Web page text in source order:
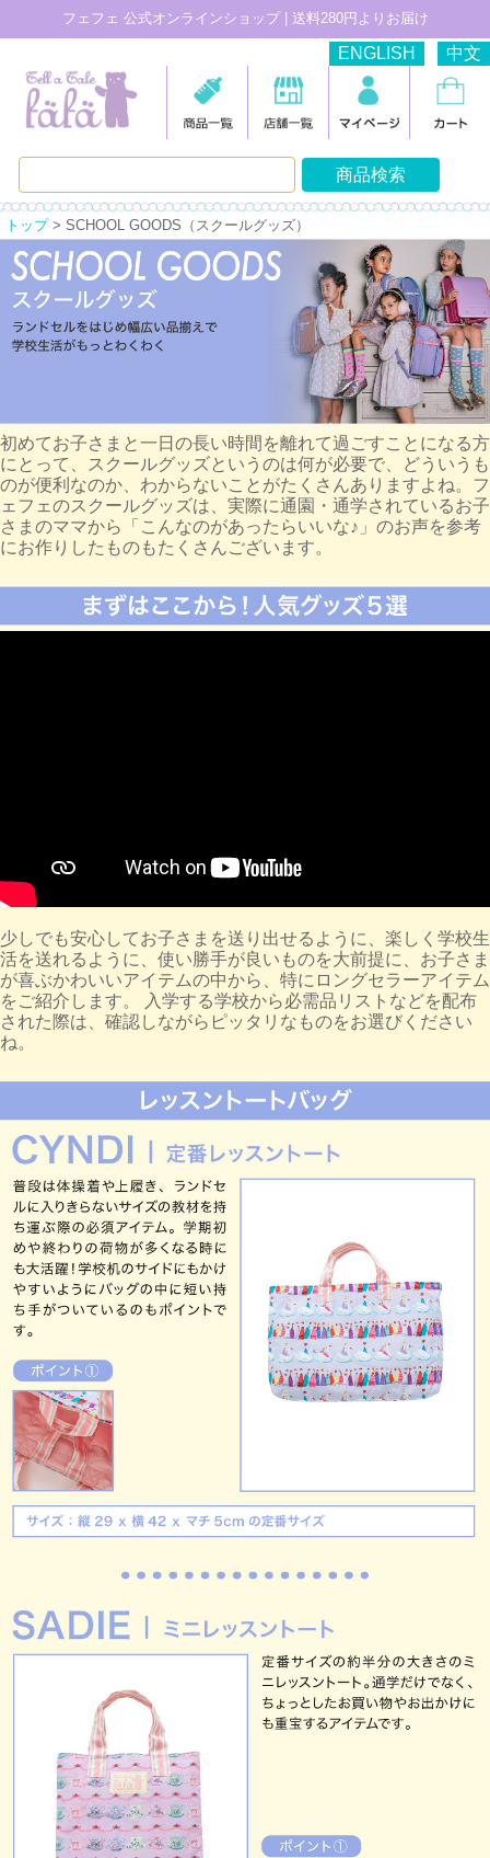
フェフェ 公式オンラインショップ | 送料280円よりお届け
ENGLISH 中文
トップ> SCHOOL GOODS（スクールグッズ）
初めてお子さまと一日の長い時間を離れて過ごすことになる方
にとって、スクールグッズというのは何が必要で、どういうも
のが便利なのか、わからないことがたくさんありますよね。フ
ェフェのスクールグッズは、実際に通園・通学されているお子
さまのママから「こんなのがあったらいいな♪」のお声を参考
にお作りしたものもたくさんございます。
少しでも安心してお子さまを送り出せるように、楽しく学校生
活を送れるように、使い勝手が良いものを大前提に、お子さま
が喜ぶかわいいアイテムの中から、特にロングセラーアイテム
をご紹介します。 入学する学校から必需品リストなどを配布
された際は、確認しながらピッタリなものをお選びください
ね。